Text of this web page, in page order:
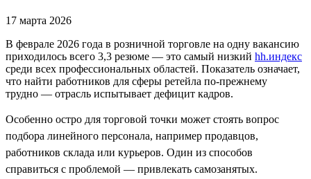
17 марта 2026
В феврале 2026 года в розничной торговле на одну вакансию
приходилось всего 3,3 резюме — это самый низкий hh.индекс
среди всех профессиональных областей. Показатель означает,
что найти работников для сферы ретейла по-прежнему
трудно — отрасль испытывает дефицит кадров.
Особенно остро для торговой точки может стоять вопрос
подбора линейного персонала, например продавцов,
работников склада или курьеров. Один из способов
справиться с проблемой — привлекать самозанятых.